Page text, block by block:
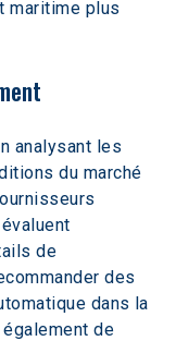
maritime plus
analysant les
du marché
de
des
dans la
de